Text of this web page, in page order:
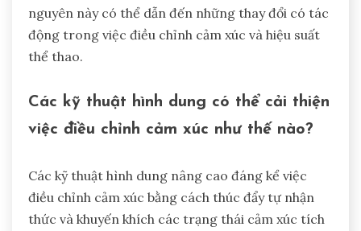
nguyên này có thể dẫn đến những thay đổi có tác
động trong việc điều chỉnh cảm xúc và hiệu suất
thể thao.
Các kỹ thuật hình dung có thể cải thiện
việc điều chỉnh cảm xúc như thế nào?
Các kỹ thuật hình dung nâng cao đáng kể việc
điều chỉnh cảm xúc bằng cách thúc đẩy tự nhận
thức và khuyến khích các trạng thái cảm xúc tích